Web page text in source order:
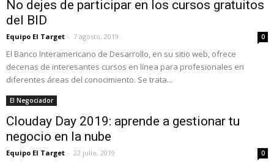
No dejes de participar en los cursos gratuitos
del BID
Equipo El Target - 7 agosto, 2019 0
El Banco Interamericano de Desarrollo, en su sitio web, ofrece
decenas de interesantes cursos en línea para profesionales en
diferentes áreas del conocimiento. Se trata...
El Negociador
Clouday Day 2019: aprende a gestionar tu
negocio en la nube
Equipo El Target - 22 julio, 2019 0